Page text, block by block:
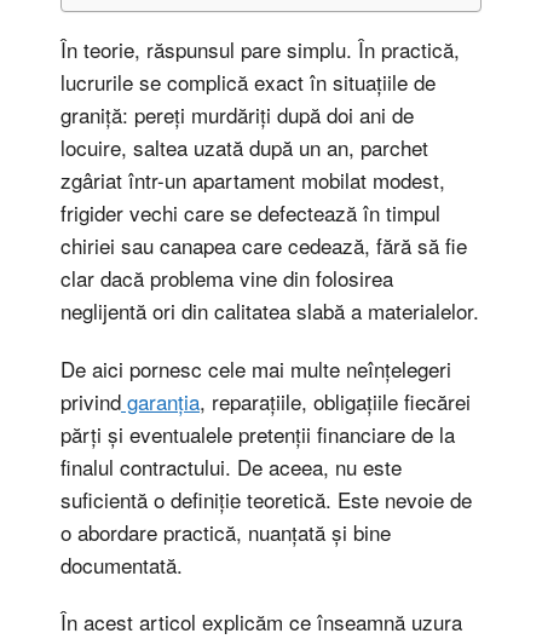
În teorie, răspunsul pare simplu. În practică,
lucrurile se complică exact în situațiile de
graniță: pereți murdăriți după doi ani de
locuire, saltea uzată după un an, parchet
zgâriat într-un apartament mobilat modest,
frigider vechi care se defectează în timpul
chiriei sau canapea care cedează, fără să fie
clar dacă problema vine din folosirea
neglijentă ori din calitatea slabă a materialelor.
De aici pornesc cele mai multe neînțelegeri
privind garanția, reparațiile, obligațiile fiecărei
părți și eventualele pretenții financiare de la
finalul contractului. De aceea, nu este
suficientă o definiție teoretică. Este nevoie de
o abordare practică, nuanțată și bine
documentată.
În acest articol explicăm ce înseamnă uzura